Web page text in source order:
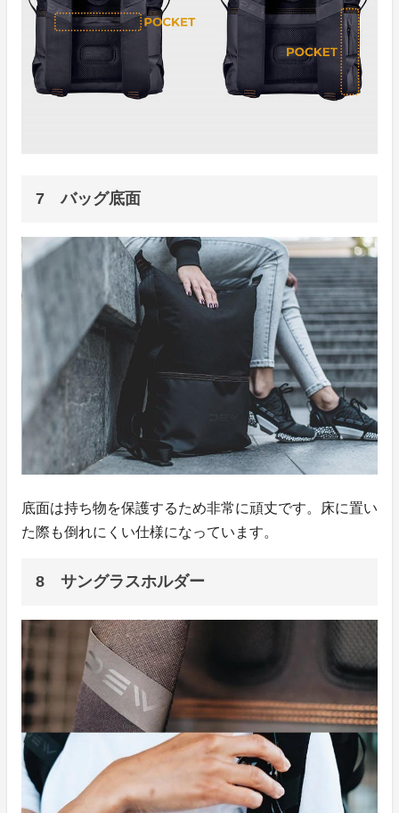
7 バッグ底面
底面は持ち物を保護するため非常に頑丈です。床に置い
た際も倒れにくい仕様になっています。
8 サングラスホルダー